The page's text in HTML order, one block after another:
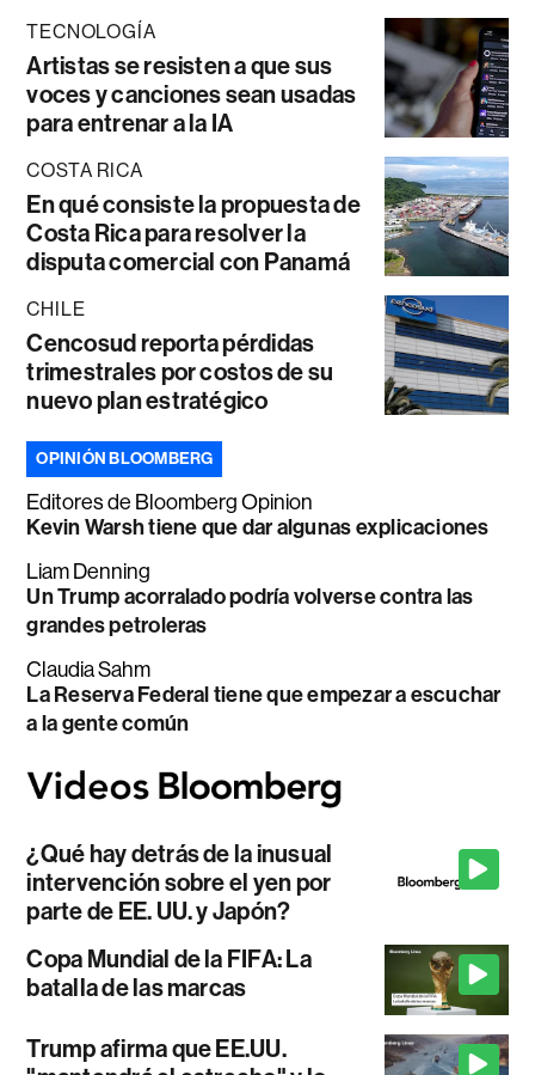
TECNOLOGÍA
Artistas se resisten a que sus
voces y canciones sean usadas
para entrenar a la IA
COSTA RICA
En qué consiste la propuesta de
Costa Rica para resolver la
disputa comercial con Panamá
CHILE
Cencosud reporta pérdidas
trimestrales por costos de su
nuevo plan estratégico
OPINIÓN BLOOMBERG
Editores de Bloomberg Opinion
Kevin Warsh tiene que dar algunas explicaciones
Liam Denning
Un Trump acorralado podría volverse contra las
grandes petroleras
Claudia Sahm
La Reserva Federal tiene que empezar a escuchar
a la gente común
¿Qué hay detrás de la inusual
intervención sobre el yen por
parte de EE. UU. y Japón?
Copa Mundial de la FIFA: La
batalla de las marcas
Trump afirma que EE.UU.